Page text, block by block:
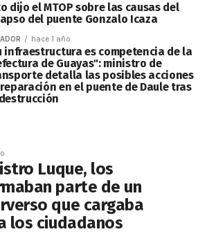
dijo el MTOP sobre las causas del
del puente Gonzalo Icaza
hace 1 año
infraestructura es competencia de la
de Guayas": ministro de
detalla las posibles acciones
en el puente de Daule tras
Luque, los
parte de un
que cargaba
los ciudadanos